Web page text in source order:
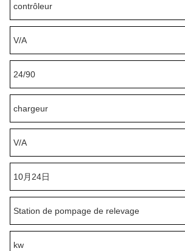
contrôleur
V/A
24/90
chargeur
V/A
10月24日
Station de pompage de relevage
kw